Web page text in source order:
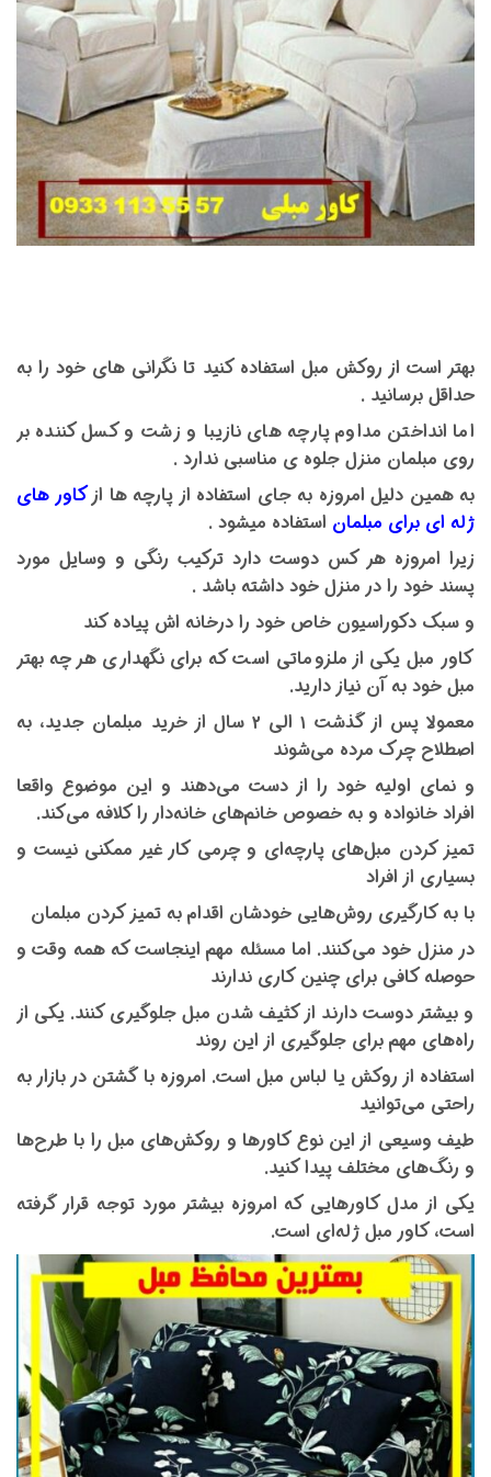
بهتر است از روکش مبل استفاده کنید تا نگرانی های خود را به
حداقل برسانید .
اما انداختن مداوم پارچه های نازیبا و زشت و کسل کننده بر
روی مبلمان منزل جلوه ی مناسبی ندارد .
به همین دلیل امروزه به جای استفاده از پارچه ها ازکاور های
ژله ای برای مبلمان استفاده میشود .
زیرا امروزه هر کس دوست دارد ترکیب رنگی و وسایل مورد
پسند خود را در منزل خود داشته باشد .
و سبک دکوراسیون خاص خود را درخانه اش پیاده کند
کاور مبل یکی از ملزوماتی است که برای نگهداری هر چه بهتر
مبل خود به آن نیاز دارید.
معمولا پس از گذشت ۱ الی ۲ سال از خرید مبلمان جدید، به
اصطلاح چرک مرده می‌شوند
و نمای اولیه خود را از دست می‌دهند و این موضوع واقعا
افراد خانواده و به خصوص خانم‌های خانه‌دار را کلافه می‌کند.
تمیز کردن مبل‌های پارچه‌ای و چرمی کار غیر ممکنی نیست و
بسیاری از افراد
با به کارگیری روش‌هایی خودشان اقدام به تمیز کردن مبلمان
در منزل خود می‌کنند. اما مسئله مهم اینجاست که همه وقت و
حوصله کافی برای چنین کاری ندارند
و بیشتر دوست دارند از کثیف شدن مبل جلوگیری کنند. یکی از
راه‌های مهم برای جلوگیری از این روند
استفاده از روکش یا لباس مبل است. امروزه با گشتن در بازار به
راحتی می‌توانید
طیف وسیعی از این نوع کاورها و روکش‌های مبل را با طرح‌ها
و رنگ‌های مختلف پیدا کنید.
یکی از مدل کاورهایی که امروزه بیشتر مورد توجه قرار گرفته
است، کاور مبل ژله‌ای است.